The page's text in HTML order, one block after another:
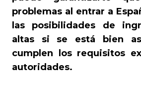
problemas al entrar a
las posibilidades de
altas si se está bien
cumplen los requisitos
autoridades.